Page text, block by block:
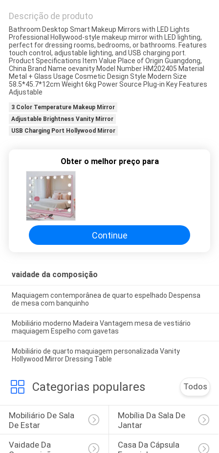
PEDIR
UM
ORÇAMENTO
SITEMAP
POLÍTICA
DE
PRIVACIDADE
Descrição de produto
Bathroom Desktop Smart Makeup Mirrors with LED Lights
Professional Hollywood-style makeup mirror with LED lighting,
perfect for dressing rooms, bedrooms, or bathrooms. Features
touch control, adjustable lighting, and USB charging port.
Product Specifications Item Value Place of Origin Guangdong,
China Brand Name oevanity Model Number HM202405 Material
Metal + Glass Usage Cosmetic Design Style Modern Size
58.5*45.7*12cm Weight 6kg Power Source Plug-in Key Features
Adjustable
3 Color Temperature Makeup Mirror
Adjustable Brightness Vanity Mirror
USB Charging Port Hollywood Mirror
Obter o melhor preço para
Continue
vaidade da composição
Maquiagem contemporânea de quarto espelhado Despensa
de mesa com banquinho
Mobiliário moderno Madeira Vantagem mesa de vestiário
maquiagem Espelho com gavetas
Mobiliário de quarto maquiagem personalizada Vanity
Hollywood Mirror Dressing Table
Categorias populares Todos
Mobiliário De Sala
De Estar
Mobília Da Sala De
Jantar
Vaidade Da
Casa Da Cápsula